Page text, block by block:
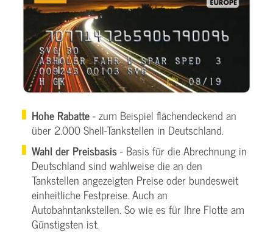
Hohe Rabatte- zum Beispiel flächendeckend an
über 2.000 Shell-Tankstellen in Deutschland.
Wahl der Preisbasis- Basis für die Abrechnung in
Deutschland sind wahlweise die an den
Tankstellen angezeigten Preise oder bundesweit
einheitliche Festpreise. Auch an
Autobahntankstellen. So wie es für Ihre Flotte am
Günstigsten ist.